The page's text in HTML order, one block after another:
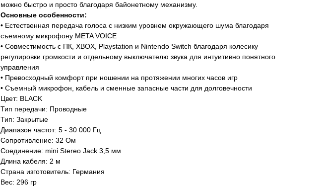
можно быстро и просто благодаря байонетному механизму.
Основные особенности:
• Естественная передача голоса с низким уровнем окружающего шума благодаря
съемному микрофону META VOICE
• Совместимость с ПК, XBOX, Playstation и Nintendo Switch благодаря колесику
регулировки громкости и отдельному выключателю звука для интуитивно понятного
управления
• Превосходный комфорт при ношении на протяжении многих часов игр
• Съемный микрофон, кабель и сменные запасные части для долговечности
Цвет: BLACK
Тип передачи: Проводные
Тип: Закрытые
Диапазон частот: 5 - 30 000 Гц
Сопротивление: 32 Ом
Соединение: mini Stereo Jack 3,5 мм
Длина кабеля: 2 м
Страна изготовитель: Германия
Вес: 296 гр